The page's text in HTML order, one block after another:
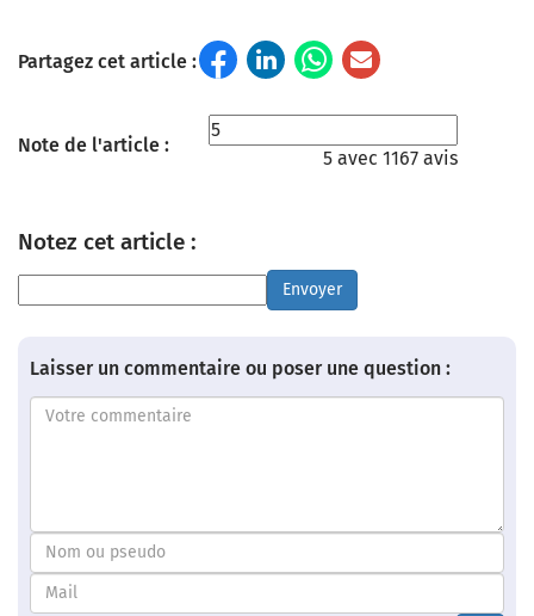
Partagez cet article :
Note de l'article :
5 avec 1167 avis
Notez cet article :
Envoyer
Laisser un commentaire ou poser une question :